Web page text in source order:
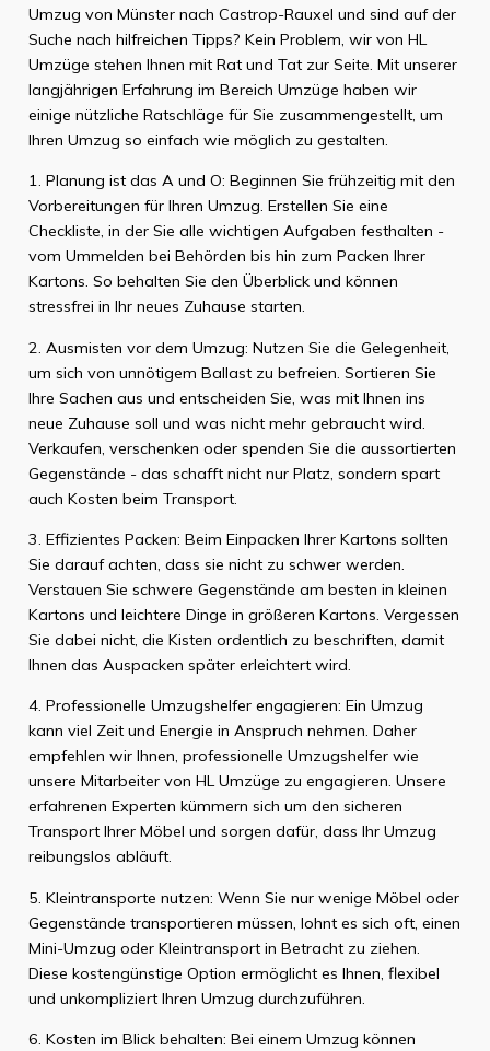
Umzug von Münster nach Castrop-Rauxel und sind auf der
Suche nach hilfreichen Tipps? Kein Problem, wir von HL
Umzüge stehen Ihnen mit Rat und Tat zur Seite. Mit unserer
langjährigen Erfahrung im Bereich Umzüge haben wir
einige nützliche Ratschläge für Sie zusammengestellt, um
Ihren Umzug so einfach wie möglich zu gestalten.
1. Planung ist das A und O: Beginnen Sie frühzeitig mit den
Vorbereitungen für Ihren Umzug. Erstellen Sie eine
Checkliste, in der Sie alle wichtigen Aufgaben festhalten -
vom Ummelden bei Behörden bis hin zum Packen Ihrer
Kartons. So behalten Sie den Überblick und können
stressfrei in Ihr neues Zuhause starten.
2. Ausmisten vor dem Umzug: Nutzen Sie die Gelegenheit,
um sich von unnötigem Ballast zu befreien. Sortieren Sie
Ihre Sachen aus und entscheiden Sie, was mit Ihnen ins
neue Zuhause soll und was nicht mehr gebraucht wird.
Verkaufen, verschenken oder spenden Sie die aussortierten
Gegenstände - das schafft nicht nur Platz, sondern spart
auch Kosten beim Transport.
3. Effizientes Packen: Beim Einpacken Ihrer Kartons sollten
Sie darauf achten, dass sie nicht zu schwer werden.
Verstauen Sie schwere Gegenstände am besten in kleinen
Kartons und leichtere Dinge in größeren Kartons. Vergessen
Sie dabei nicht, die Kisten ordentlich zu beschriften, damit
Ihnen das Auspacken später erleichtert wird.
4. Professionelle Umzugshelfer engagieren: Ein Umzug
kann viel Zeit und Energie in Anspruch nehmen. Daher
empfehlen wir Ihnen, professionelle Umzugshelfer wie
unsere Mitarbeiter von HL Umzüge zu engagieren. Unsere
erfahrenen Experten kümmern sich um den sicheren
Transport Ihrer Möbel und sorgen dafür, dass Ihr Umzug
reibungslos abläuft.
5. Kleintransporte nutzen: Wenn Sie nur wenige Möbel oder
Gegenstände transportieren müssen, lohnt es sich oft, einen
Mini-Umzug oder Kleintransport in Betracht zu ziehen.
Diese kostengünstige Option ermöglicht es Ihnen, flexibel
und unkompliziert Ihren Umzug durchzuführen.
6. Kosten im Blick behalten: Bei einem Umzug können